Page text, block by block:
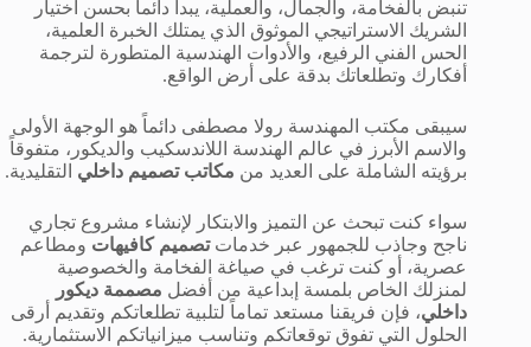
تنبض بالفخامة، والجمال، والعملية، يبدأ دائماً بحسن اختيار
الشريك الاستراتيجي الموثوق الذي يمتلك الخبرة العلمية،
الحس الفني الرفيع، والأدوات الهندسية المتطورة لترجمة
أفكارك وتطلعاتك بدقة على أرض الواقع.
سيبقى مكتب المهندسة رولا مصطفى دائماً هو الوجهة الأولى
والاسم الأبرز في عالم الهندسة اللاندسكيب والديكور، متفوقاً
برؤيته الشاملة على العديد من مكاتب تصميم داخلي التقليدية.
سواء كنت تبحث عن التميز والابتكار لإنشاء مشروع تجاري
ناجح وجاذب للجمهور عبر خدماتتصميم كافيهات ومطاعم
عصرية، أو كنت ترغب في صياغة الفخامة والخصوصية
لمنزلك الخاص بلمسة إبداعية من أفضل مصممة ديكور
داخلي، فإن فريقنا مستعد تماماً لتلبية تطلعاتكم وتقديم أرقى
الحلول التي تفوق توقعاتكم وتناسب ميزانياتكم الاستثمارية.